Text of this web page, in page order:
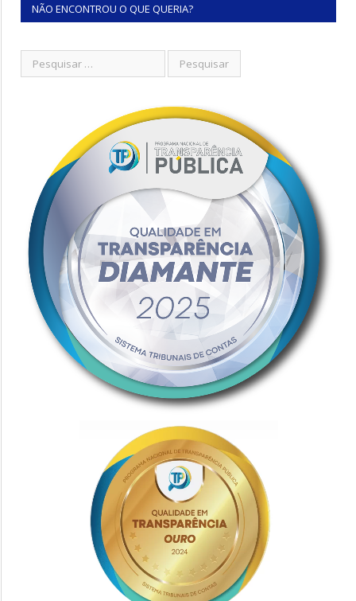
NÃO ENCONTROU O QUE QUERIA?